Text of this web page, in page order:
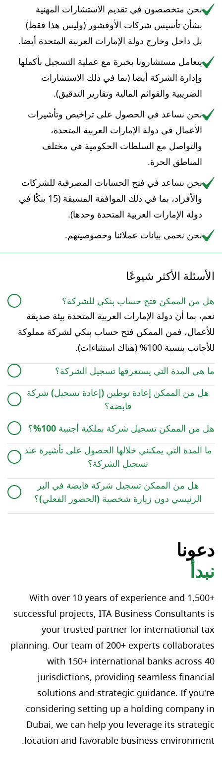
نحن متخصصون في تقديم الاستشارات المهنية
بشأن تأسيس شركات الأوفشور (وليس هذا فقط)
بل داخل وخارج دولة الإمارات العربية المتحدة أيضا.
يتعامل مستشارونا بخبرة مع عملية التسجيل بأكملها
وإدارة الشركة أيضا (بما في ذلك الاستشارات
الضريبية والقوائم المالية وتقارير التدقيق).
نحن نساعد في الحصول على تراخيص وتأشيرات
الأعمال في دولة الإمارات العربية المتحدة،
والتواصل مع السلطات الحكومية في مختلف
المناطق الحرة.
نحن نساعد في فتح الحسابات المصرفية للشركات
والأفراد، بما في ذلك الموافقة المسبقة (15 بنكًا في
دولة الإمارات العربية المتحدة وحدها).
نحن نحمي بيانات عملائنا وخصوصيتهم.
الأسئلة الأكثر شيوعًا
هل من الممكن فتح حساب بنكي للشركة؟
نعم، بما أن دولة الإمارات العربية المتحدة بيئة صديقة
للأعمال، فمن الممكن فتح حساب بنكي لشركة مملوكة
للأجانب بنسبة 100% (هناك استثناءات).
ما هي المدة التي يستغرقها تسجيل الشركة؟
في المتوسط، تستغرق إجراءات تسجيل الشركة 4
أسابيع، ومع ذلك، قد تختلف هذه الفترة اعتمادًا على
هل من الممكن إعادة توطين (إعادة تسجيل) شركة
قابضة؟
إعادة توطين الشركات مسموح بها في الإمارات العربية
المتحدة.
هل من الممكن تسجيل شركة بملكية أجنبية 100%؟
نعم، هذه ميزة في الإمارات العربية المتحدة، حيث يمكن
تسجيل شركات المناطق الحرة والبر الرئيسي بملكية
ما المدة التي يمكنني خلالها الحصول على تأشيرة عند
تسجيل الشركة؟
يتم إصدار تأشيرة المستثمر أو تأشيرة العمل عادة لمدة
عامين.
هل من الممكن تسجيل شركة قابضة في البر
الرئيسي دون زيارة شخصية (الحضور الفعلي)؟
لتأسيس شركة في البر الرئيسي، يجب على العميل السفر
سيزور دائرة التنمية الاقتصادية مع زملائنا وموظفينا في
الإمارات العربية المتحدة لإجراء عملية التسجيل. بشرط
وجود ختم زائر (تأشيرة الدخول) في الإمارات العربية
المتحدة خلال الأشهر الستة الماضية، يمكن اعتبار تسجيل
الشركة عن طريق توكيل كخيار.
دعونا
نبدأ
With over 10 years of experience and 1,500+
successful projects, ITA Business Consultants is
your trusted partner for international tax
planning. Our team of 200+ experts collaborates
with 150+ international banks across 40
jurisdictions, providing seamless financial
solutions and strategic guidance. If you're
considering setting up a holding company in
Dubai, we can help you leverage its strategic
location and favorable business environment.